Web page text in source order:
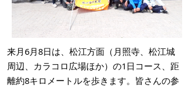
来月6月8日は、松江方面（月照寺、松江城
周辺、カラコロ広場ほか）の1日コース、距
離約8キロメートルを歩きます。皆さんの参